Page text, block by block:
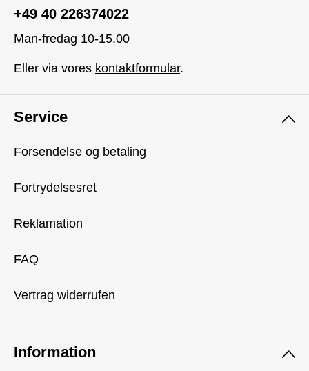
+49 40 226374022
Man-fredag 10-15.00
Eller via vores kontaktformular.
Service
Forsendelse og betaling
Fortrydelsesret
Reklamation
FAQ
Vertrag widerrufen
Information